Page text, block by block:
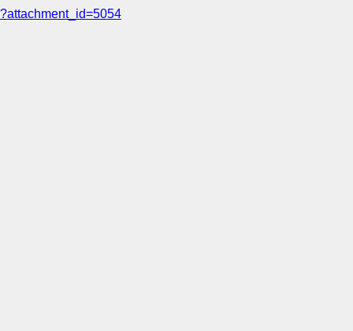
?attachment_id=5054